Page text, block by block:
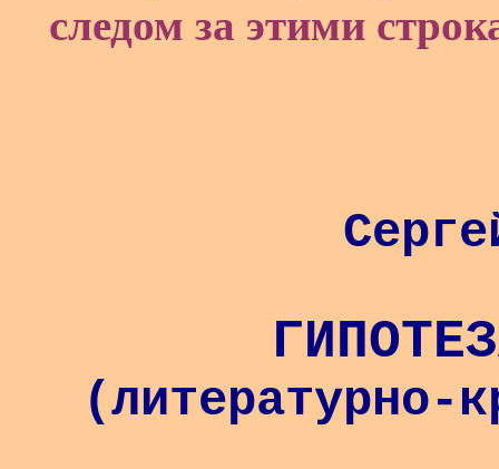
следом за этими
(литературно-